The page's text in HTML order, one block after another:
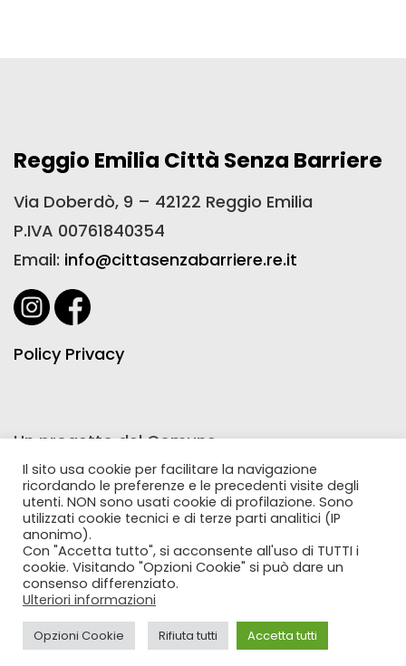
Reggio Emilia Città Senza Barriere
Via Doberdò, 9 – 42122 Reggio Emilia
P.IVA 00761840354
Email: info@cittasenzabarriere.re.it
Policy Privacy
Un progetto del Comune
di Reggio Emilia realizzato
con la collaborazione
di Farmacie Comunali Riunite
Il sito usa cookie per facilitare la navigazione
ricordando le preferenze e le precedenti visite degli
utenti. NON sono usati cookie di profilazione. Sono
utilizzati cookie tecnici e di terze parti analitici (IP
anonimo).
Con "Accetta tutto", si acconsente all'uso di TUTTI i
cookie. Visitando "Opzioni Cookie" si può dare un
consenso differenziato.
Ulteriori informazioni
Opzioni Cookie Rifiuta tutti Accetta tutti